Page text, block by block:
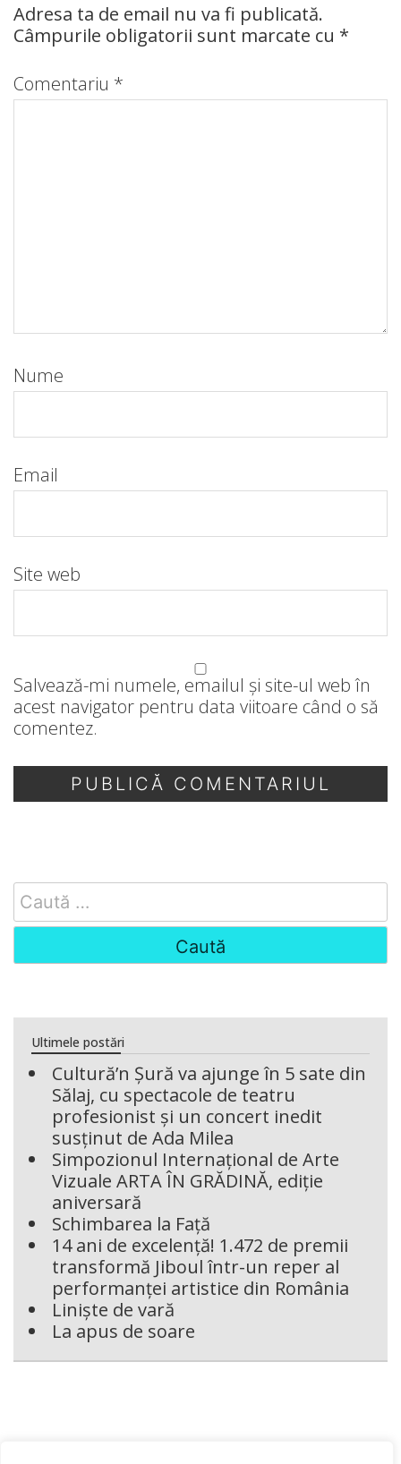
Adresa ta de email nu va fi publicată.
Câmpurile obligatorii sunt marcate cu *
Comentariu *
Nume
Email
Site web
Salvează-mi numele, emailul și site-ul web în
acest navigator pentru data viitoare când o să
comentez.
Search
for:
Ultimele postări
Cultură’n Șură va ajunge în 5 sate din
Sălaj, cu spectacole de teatru
profesionist și un concert inedit
susținut de Ada Milea
Simpozionul Internațional de Arte
Vizuale ARTA ÎN GRĂDINĂ, ediție
aniversară
Schimbarea la Față
14 ani de excelență! 1.472 de premii
transformă Jiboul într-un reper al
performanței artistice din România
Liniște de vară
La apus de soare